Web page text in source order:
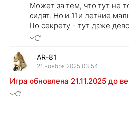
Может за тем, что тут не
сидят. Но и 11и летние
По секрету - тут даже
AR-81
21 ноября 2025 03:54
Игра обновлена 21.11.2025 до